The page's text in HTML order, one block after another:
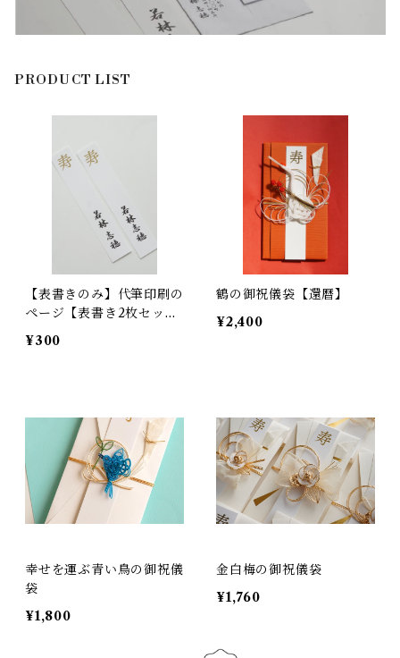
PRODUCT LIST
【表書きのみ】代筆印刷の
ページ【表書き2枚セッ
ト】
¥300
鶴の御祝儀袋【還暦】
¥2,400
幸せを運ぶ青い鳥の御祝儀
袋
¥1,800
金白梅の御祝儀袋
¥1,760